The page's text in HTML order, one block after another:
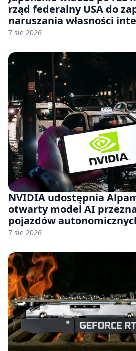
rząd federalny USA do
naruszania własności
japońskich gier i anime
7 sie 2026
NVIDIA udostępnia
otwarty model AI
pojazdów
komercyjnego
7 sie 2026